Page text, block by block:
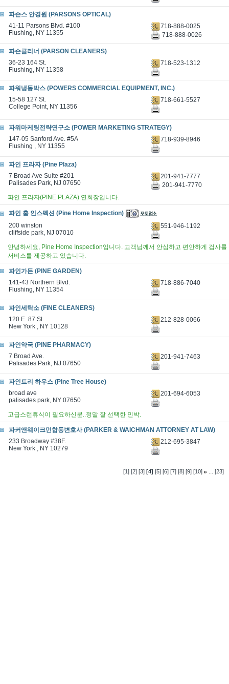
파슨스 안경원 (PARSONS OPTICAL)
41-11 Parsons Blvd. #100
Flushing, NY 11355
718-888-0025
718-888-0026
파슨클리너 (PARSON CLEANERS)
36-23 164 St.
Flushing, NY 11358
718-523-1312
파워냉동박스 (POWERS COMMERCIAL EQUIPMENT, INC.)
15-58 127 St.
College Point, NY 11356
718-661-5527
파워마케팅전략연구소 (POWER MARKETING STRATEGY)
147-05 Sanford Ave. #5A
Flushing , NY 11355
718-939-8946
파인 프라자 (Pine Plaza)
7 Broad Ave Suite #201
Palisades Park, NJ 07650
201-941-7777
201-941-7770
파인 프라자(PINE PLAZA) 연회장입니다.
파인 홈 인스펙션 (Pine Home Inspection)
200 winston
cliffside park, NJ 07010
551-946-1192
안녕하세요, Pine Home Inspection입니다. 고객님께서 안심하고 편안하게 검사
서비스를 제공하고 있습니다.
파인가든 (PINE GARDEN)
141-43 Northern Blvd.
Flushing, NY 11354
718-886-7040
파인세탁소 (FINE CLEANERS)
120 E. 87 St.
New York , NY 10128
212-828-0066
파인약국 (PINE PHARMACY)
7 Broad Ave.
Palisades Park, NJ 07650
201-941-7463
파인트리 하우스 (Pine Tree House)
broad ave
palisades park, NY 07650
201-694-6053
고급스런휴식이 필요하신분..정말 잘 선택한 민박.
파커앤웨이크먼합동변호사 (PARKER & WAICHMAN ATTORNEY AT LAW)
233 Broadway #38F.
New York , NY 10279
212-695-3847
[1] [2] [3] [4] [5] [6] [7] [8] [9] [10] ... [23]